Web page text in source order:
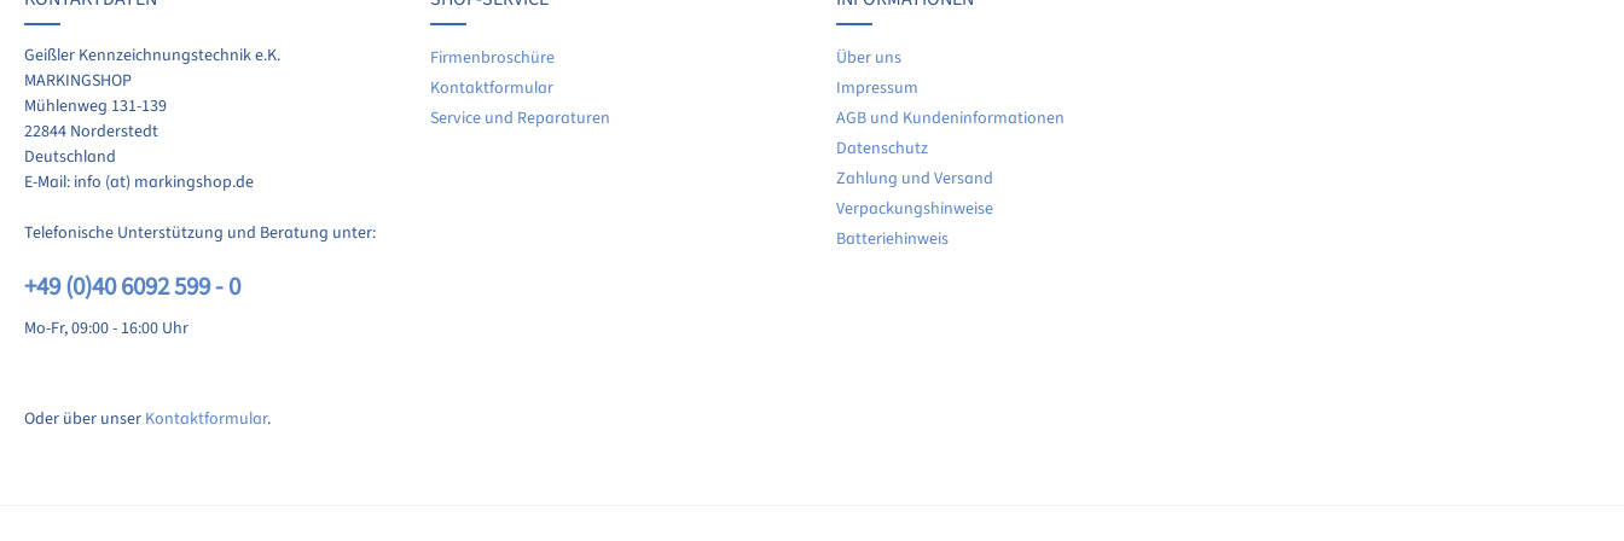
Sie Ihre Erfahrungen mit anderen Kunden.
schreiben
Geißler Kennzeichnungstechnik e.K.
MARKINGSHOP
Mühlenweg 131-139
22844 Norderstedt
Deutschland
E-Mail: info (at) markingshop.de
Telefonische Unterstützung und Beratung unter:
+49 (0)40 6092 599 - 0
Mo-Fr, 09:00 - 16:00 Uhr
Oder über unser Kontaktformular.
Firmenbroschüre
Kontaktformular
Service und Reparaturen
Über uns
Impressum
AGB und Kundeninformationen
Datenschutz
Zahlung und Versand
Verpackungshinweise
Batteriehinweis